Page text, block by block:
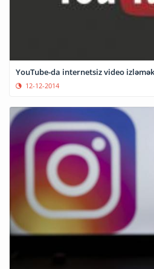
YouTube-da internetsiz video
12-12-2014